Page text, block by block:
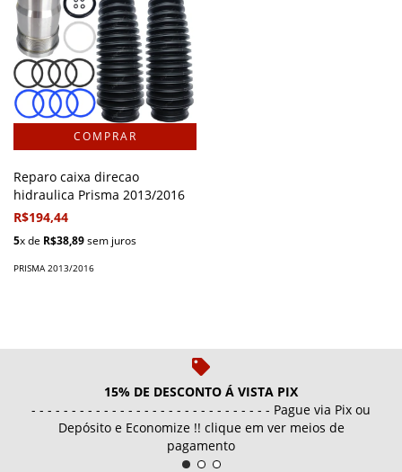
Reparo caixa direcao
hidraulica Prisma 2013/2016
R$194,44
5x de R$38,89sem juros
PRISMA 2013/2016
15% DE DESCONTO Á VISTA PIX
- - - - - - - - - - - - - - - - - - - - - - - - - - - - - - Pague via Pix ou
Depósito e Economize !! clique em ver meios de
pagamento